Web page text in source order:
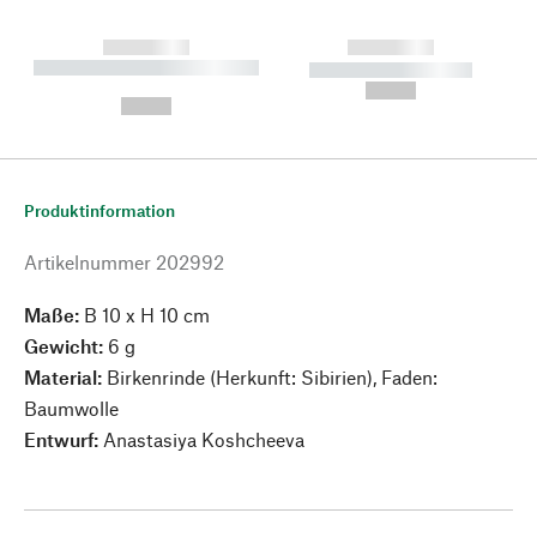
------------
----------- ----------- --------
------------
----------- -----------
Produktinformation
Artikelnummer 202992
Maße: B 10 x H 10 cm
Gewicht: 6 g
Material: Birkenrinde (Herkunft: Sibirien), Faden:
Baumwolle
Entwurf: Anastasiya Koshcheeva